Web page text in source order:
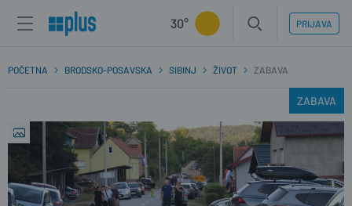
30° PRIJAVA
POČETNA BRODSKO-POSAVSKA SIBINJ ŽIVOT ZABAVA
ZABAVA